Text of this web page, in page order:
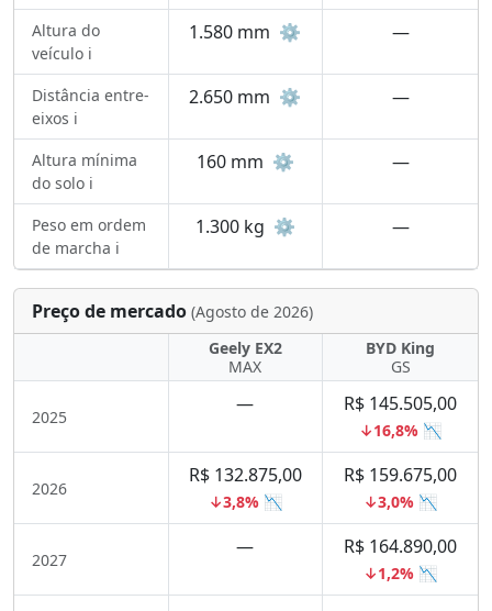
Altura do
veículo ℹ️
1.580 mm ⚙️ —
Distância entre-
eixos ℹ️
2.650 mm ⚙️ —
Altura mínima
do solo ℹ️
160 mm ⚙️ —
Peso em ordem
de marcha ℹ️
1.300 kg ⚙️ —
Preço de mercado (Agosto de 2026)
Geely EX2
MAX
BYD King
GS
2025
— R$ 145.505,00
↓16,8% 📉
2026
R$ 132.875,00
↓3,8% 📉
R$ 159.675,00
↓3,0% 📉
2027
— R$ 164.890,00
↓1,2% 📉